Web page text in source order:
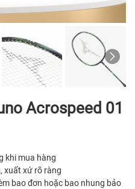
Acrospeed 01
khi mua hàng
xuất xứ rõ ràng
bao đơn hoặc bao nhung bảo